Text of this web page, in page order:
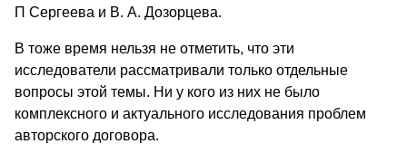
П Сергеева и В. А. Дозорцева.
В тоже время нельзя не отметить, что эти
исследователи рассматривали только отдельные
вопросы этой темы. Ни у кого из них не было
комплексного и актуального исследования проблем
авторского договора.